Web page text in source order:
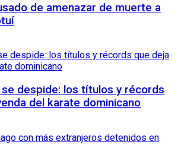
de amenazar de muerte a
despide: los títulos y récords
del karate dominicano